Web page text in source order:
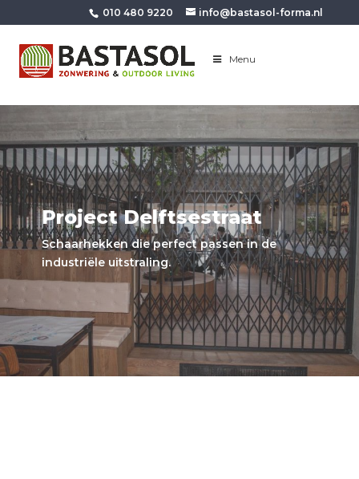
010 480 9220 info@bastasol-forma.nl
Menu
Project Delftsestraat
Schaarhekken die perfect passen in de
industriële uitstraling.